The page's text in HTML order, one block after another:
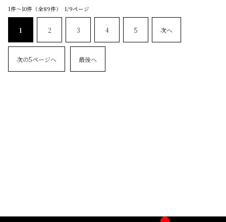
1件～10件（全89件） 1/9ページ
1 2 3 4 5 次へ
次の5ページへ 最後へ